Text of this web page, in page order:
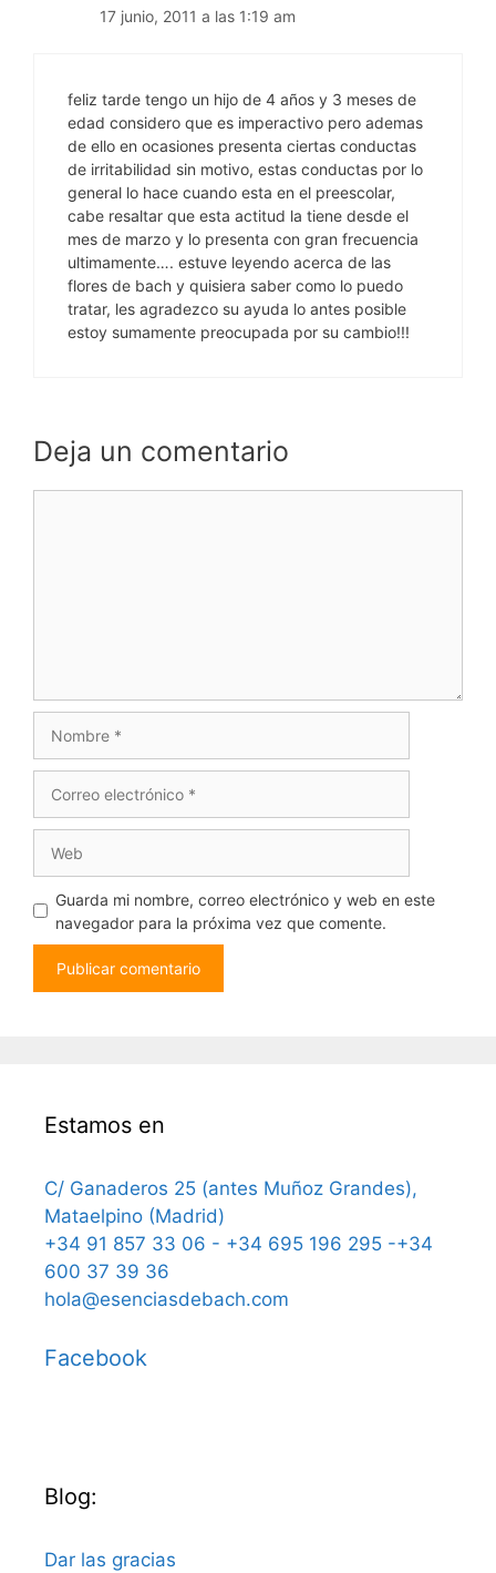
17 junio, 2011 a las 1:19 am
feliz tarde tengo un hijo de 4 años y 3 meses de
edad considero que es imperactivo pero ademas
de ello en ocasiones presenta ciertas conductas
de irritabilidad sin motivo, estas conductas por lo
general lo hace cuando esta en el preescolar,
cabe resaltar que esta actitud la tiene desde el
mes de marzo y lo presenta con gran frecuencia
ultimamente…. estuve leyendo acerca de las
flores de bach y quisiera saber como lo puedo
tratar, les agradezco su ayuda lo antes posible
estoy sumamente preocupada por su cambio!!!
Deja un comentario
electrónico
Guarda mi nombre, correo electrónico y web en este
navegador para la próxima vez que comente.
Estamos en
C/ Ganaderos 25 (antes Muñoz Grandes),
Mataelpino (Madrid)
+34 91 857 33 06 - +34 695 196 295 -+34
600 37 39 36
hola@esenciasdebach.com
Facebook
Blog:
Dar las gracias